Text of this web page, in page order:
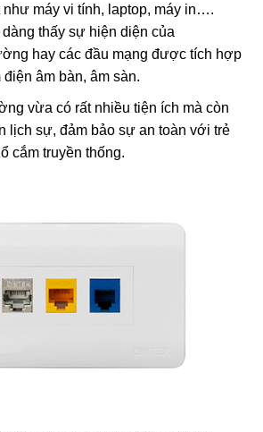
như máy vi tính, laptop, máy in….
thấy sự hiện diện của
hay các đầu mạng được tích hợp
âm bàn, âm sàn.
vừa có rất nhiều tiện ích mà còn
lịch sự, đảm bảo sự an toàn với trẻ
cắm truyền thống.